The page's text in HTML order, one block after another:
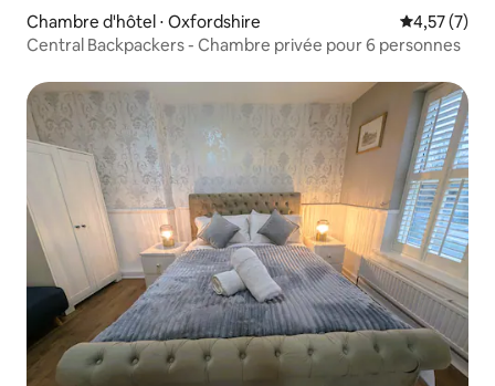
Chambre d'hôtel ⋅ Oxfordshire Évaluation
4,57 (7)
Central Backpackers - Chambre privée pour 6 personnes